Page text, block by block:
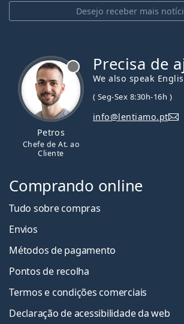
Desejo receber mais
Petros
Chefe de At. ao
Cliente
Precisa de
We also speak
( Seg-Sex 8:30h-16h )
info@lentiamo.pt
Comprando online
Tudo sobre compras
Envios
Métodos de pagamento
Pontos de recolha
Termos e condições comerciais
Declaração de acessibilidade da web